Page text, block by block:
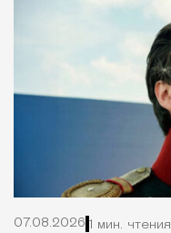
07.08.2026 1 мин. чтения